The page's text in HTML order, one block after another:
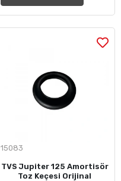
15083
TVS Jupiter 125 Amortisör
Toz Keçesi Orijinal